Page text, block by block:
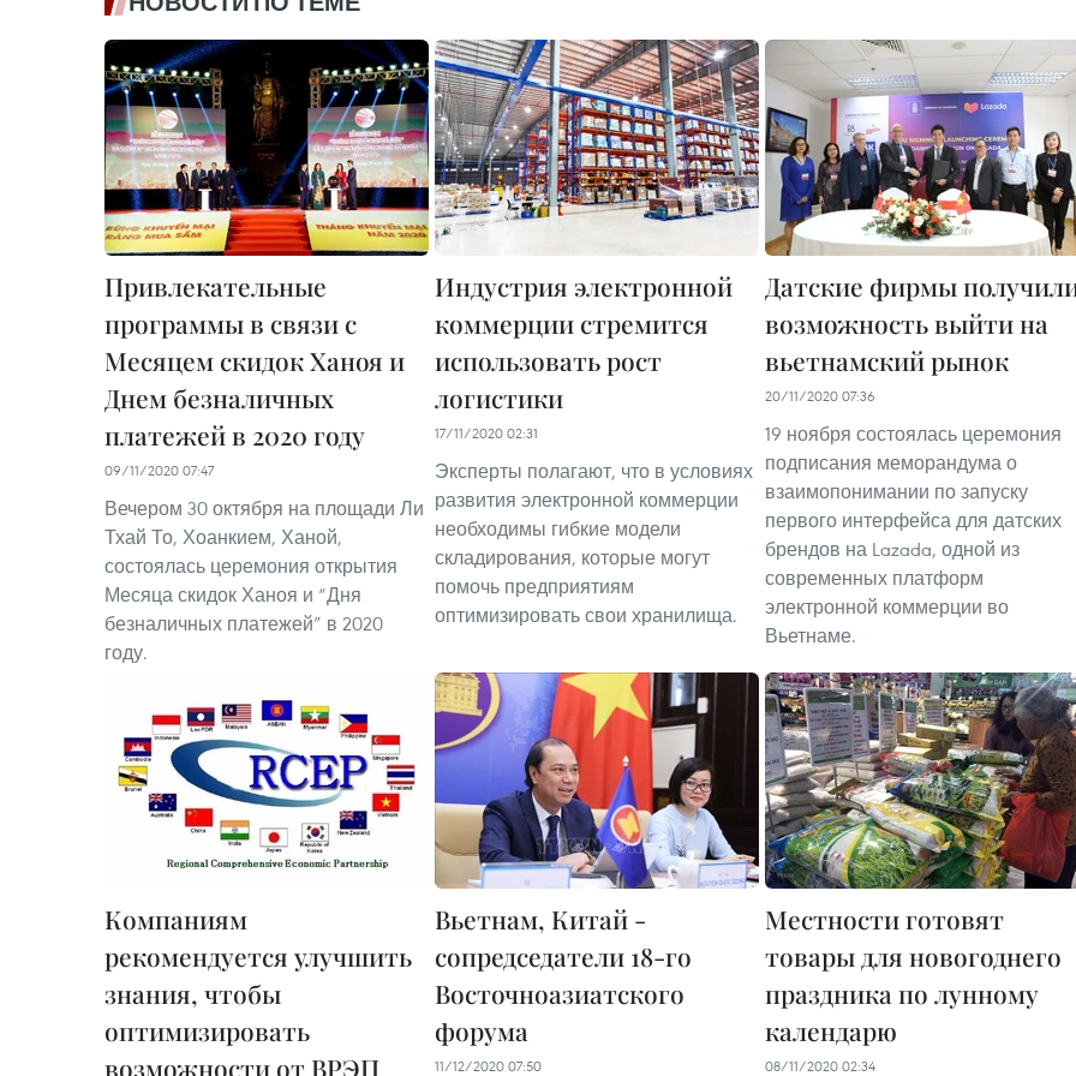
Привлекательные
программы в связи c
Месяцем скидок Ханоя и
Днем безналичных
платежей в 2020 году
09/11/2020 07:47
Вечером 30 октября на площади Ли
Тхай То, Хоанкием, Ханой,
состоялась церемония открытия
Месяца скидок Ханоя и “Дня
безналичных платежей” в 2020
году.
Индустрия электронной
коммерции стремится
использовать рост
логистики
17/11/2020 02:31
Эксперты полагают, что в условиях
развития электронной коммерции
необходимы гибкие модели
складирования, которые могут
помочь предприятиям
оптимизировать свои хранилища.
Датские фирмы
возможность выйти на
вьетнамский рынок
20/11/2020 07:36
19 ноября состоялась церемония
подписания меморандума о
взаимопонимании по запуску
первого интерфейса для датских
брендов на Lazada, одной из
современных платформ
электронной коммерции во
Вьетнаме.
Компаниям
рекомендуется улучшить
знания, чтобы
оптимизировать
возможности от ВРЭП
Вьетнам, Китай -
сопредседатели 18-го
Восточноазиатского
форума
11/12/2020 07:50
Местности готовят
товары для новогоднего
праздника по лунному
календарю
08/11/2020 02:34